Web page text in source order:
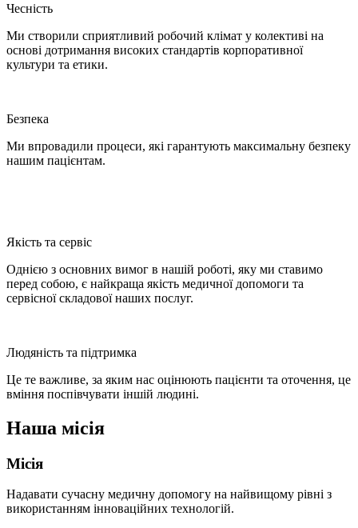
Чесність
Ми створили сприятливий робочий клімат у колективі на
основі дотримання високих стандартів корпоративної
культури та етики.
Безпека
Ми впровадили процеси, які гарантують максимальну безпеку
нашим пацієнтам.
Якість та сервіс
Однією з основних вимог в нашій роботі, яку ми ставимо
перед собою, є найкраща якість медичної допомоги та
сервісної складової наших послуг.
Людяність та підтримка
Це те важливе, за яким нас оцінюють пацієнти та оточення, це
вміння поспівчувати іншій людині.
Наша місія
Місія
Надавати сучасну медичну допомогу на найвищому рівні з
використанням інноваційних технологій.